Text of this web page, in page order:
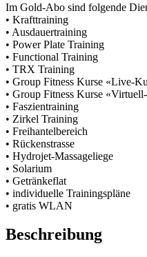
Im Gold-Abo sind folgende
• Krafttraining
• Ausdauertraining
• Power Plate Training
• Functional Training
• TRX Training
• Group Fitness Kurse «Live-
• Group Fitness Kurse
• Faszientraining
• Zirkel Training
• Freihantelbereich
• Rückenstrasse
• Hydrojet-Massageliege
• Solarium
• Getränkeflat
• individuelle Trainingspläne
• gratis WLAN
Beschreibung